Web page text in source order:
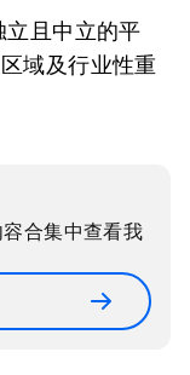
立且中立的平
域及行业性重
合集中查看我